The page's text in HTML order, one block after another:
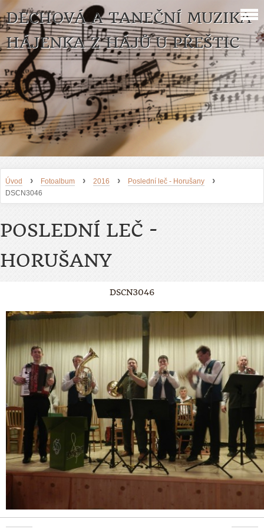
DECHOVÁ A TANEČNÍ MUZIKA
HÁJENKA Z HÁJŮ U PŘEŠTIC
Úvod › Fotoalbum › 2016 › Poslední leč - Horušany ›
DSCN3046
POSLEDNÍ LEČ -
HORUŠANY
DSCN3046